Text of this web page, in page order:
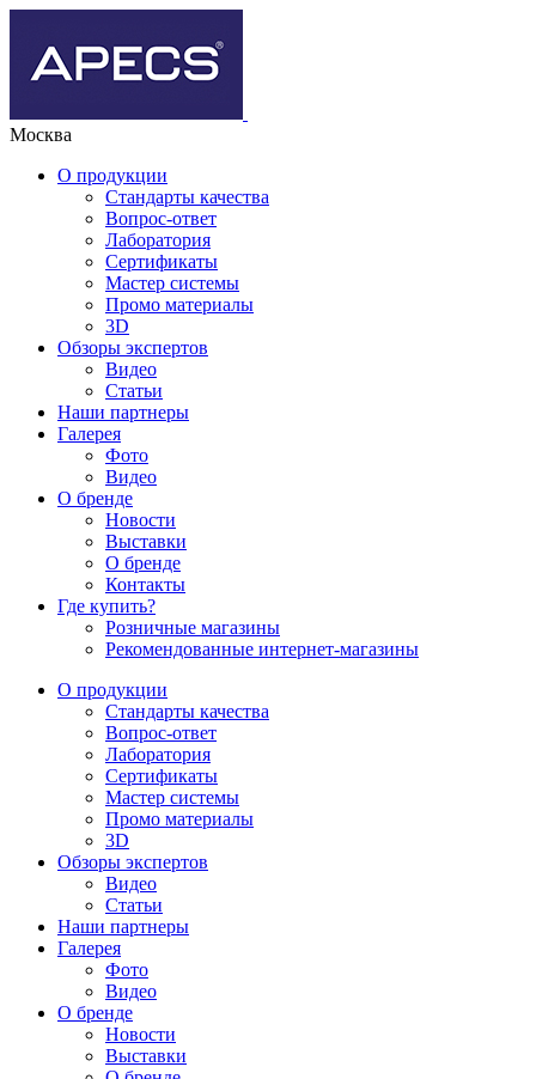
Москва
О продукции
Стандарты качества
Вопрос-ответ
Лаборатория
Сертификаты
Мастер системы
Промо материалы
3D
Обзоры экспертов
Видео
Статьи
Наши партнеры
Галерея
Фото
Видео
О бренде
Новости
Выставки
О бренде
Контакты
Где купить?
Розничные магазины
Рекомендованные интернет-магазины
О продукции
Стандарты качества
Вопрос-ответ
Лаборатория
Сертификаты
Мастер системы
Промо материалы
3D
Обзоры экспертов
Видео
Статьи
Наши партнеры
Галерея
Фото
Видео
О бренде
Новости
Выставки